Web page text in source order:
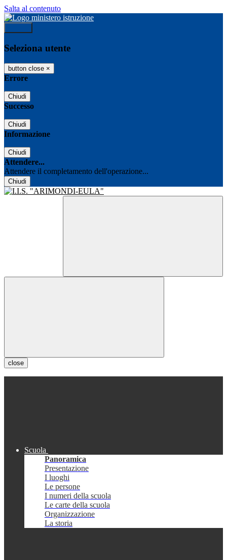
Salta al contenuto
Seleziona utente
button close ×
Errore
Chiudi
Successo
Chiudi
Informazione
Chiudi
Attendere...
Attendere il completamento dell'operazione...
Chiudi
close
Scuola
Panoramica
Presentazione
I luoghi
Le persone
I numeri della scuola
Le carte della scuola
Organizzazione
La storia